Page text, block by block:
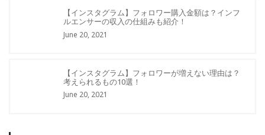
【インスタグラム】フォロワー購入金額は？インフ
ルエンサーの収入の仕組みも紹介！
June 20, 2021
【インスタグラム】フォロワーが増えない理由は？
考えられるもの10選！
June 20, 2021